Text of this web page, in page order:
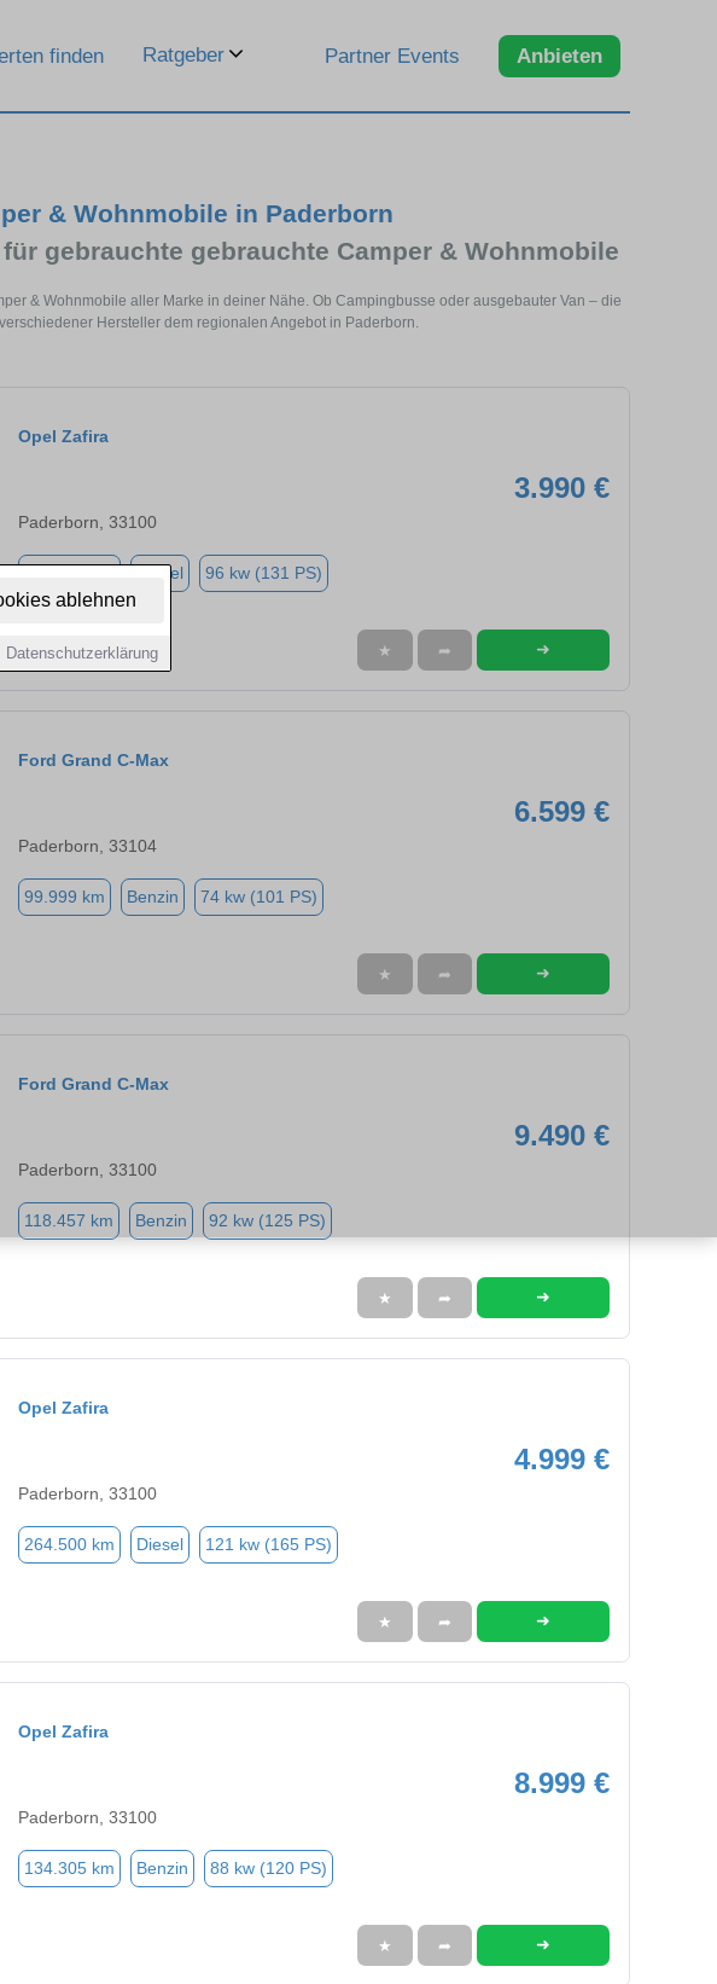
ablehnen
Datenschutzerklärung
finden Ratgeber Partner Events Anbieten
& Wohnmobile in Paderborn
gebrauchte gebrauchte Camper & Wohnmobile
& Wohnmobile aller Marke in deiner Nähe. Ob Campingbusse oder ausgebauter Van – die
Hersteller dem regionalen Angebot in Paderborn.
Opel Zafira
3.990 €
Paderborn, 33100
Diesel 96 kw (131 PS)
★ ➦ ➜
Ford Grand C-Max
6.599 €
Paderborn, 33104
99.999 km Benzin 74 kw (101 PS)
★ ➦ ➜
Ford Grand C-Max
9.490 €
Paderborn, 33100
118.457 km Benzin 92 kw (125 PS)
★ ➦ ➜
Opel Zafira
4.999 €
Paderborn, 33100
264.500 km Diesel 121 kw (165 PS)
★ ➦ ➜
Opel Zafira
8.999 €
Paderborn, 33100
134.305 km Benzin 88 kw (120 PS)
★ ➦ ➜